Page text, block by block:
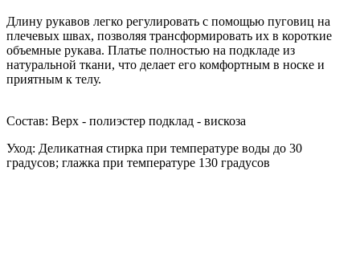
Длину рукавов легко регулировать с помощью пуговиц на
плечевых швах, позволяя трансформировать их в короткие
объемные рукава. Платье полностью на подкладе из
натуральной ткани, что делает его комфортным в носке и
приятным к телу.
Состав: Верх - полиэстер подклад - вискоза
Уход: Деликатная стирка при температуре воды до 30
градусов; глажка при температуре 130 градусов